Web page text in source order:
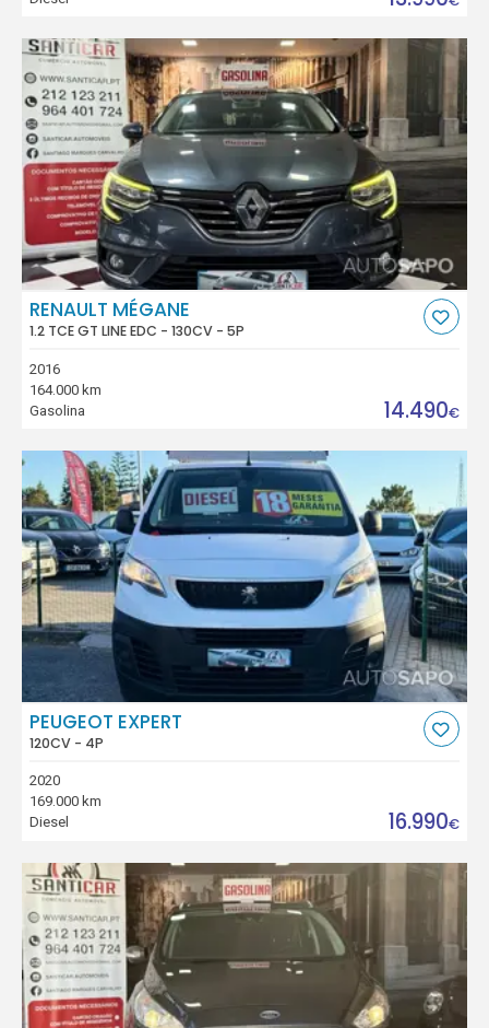
RENAULT MÉGANE
1.2 TCE GT LINE EDC - 130CV - 5P
2016
164.000 km
Gasolina
14.490€
PEUGEOT EXPERT
120CV - 4P
2020
169.000 km
Diesel
16.990€